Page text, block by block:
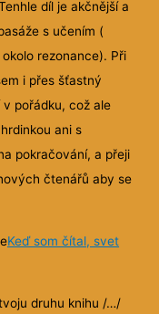
díl je akčnější a
s učením (
rezonance). Při
i přes šťastný
pořádku, což ale
ani s
pokračování, a přeji
čtenářů aby se
Keď som čítal, svet
druhu knihu /…/